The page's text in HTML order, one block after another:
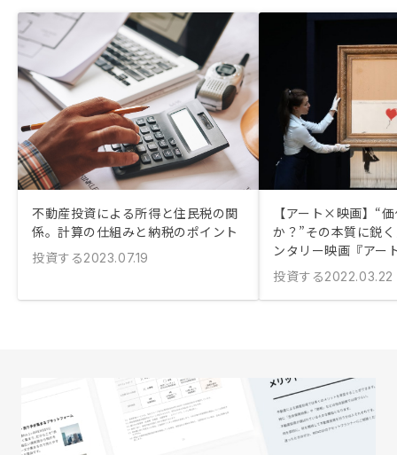
不動産投資による所得と住民税の関
係。計算の仕組みと納税のポイント
投資する2023.07.19
【アート×映画】“
か？”その本質に鋭
ンタリー映画『アー
投資する2022.03.22